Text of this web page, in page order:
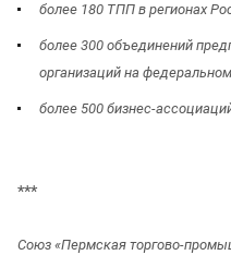
более 180 ТПП в регионах
более 300 объединений
организаций на
более 500 бизнес-
***
Союз «Пермская торгово-